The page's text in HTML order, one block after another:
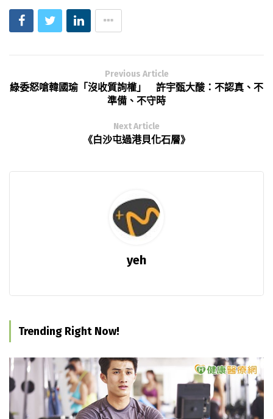
Previous Article
綠委怒嗆韓國瑜「沒收質詢權」 許宇甄大酸：不認真、不
準備、不守時
Next Article
《白沙屯過港貝化石層》
yeh
Trending Right Now!